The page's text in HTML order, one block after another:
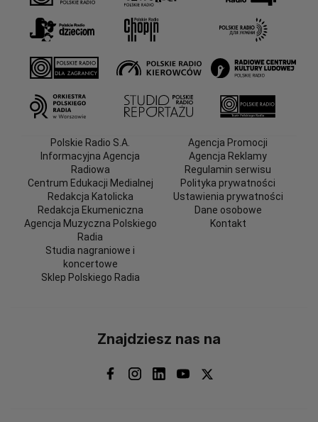
Polskie Radio S.A.
Informacyjna Agencja
Radiowa
Centrum Edukacji Medialnej
Redakcja Katolicka
Redakcja Ekumeniczna
Agencja Muzyczna Polskiego
Radia
Studia nagraniowe i
koncertowe
Sklep Polskiego Radia
Agencja Promocji
Agencja Reklamy
Regulamin serwisu
Polityka prywatności
Ustawienia prywatności
Dane osobowe
Kontakt
Znajdziesz nas na